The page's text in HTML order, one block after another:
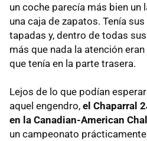
un coche parecía más bien un
una caja de zapatos. Tenía
tapadas y, dentro de todas
más que nada la atención
que tenía en la parte trasera.
Lejos de lo que podían
aquel engendro, el Chaparral
en la Canadian-American
un campeonato